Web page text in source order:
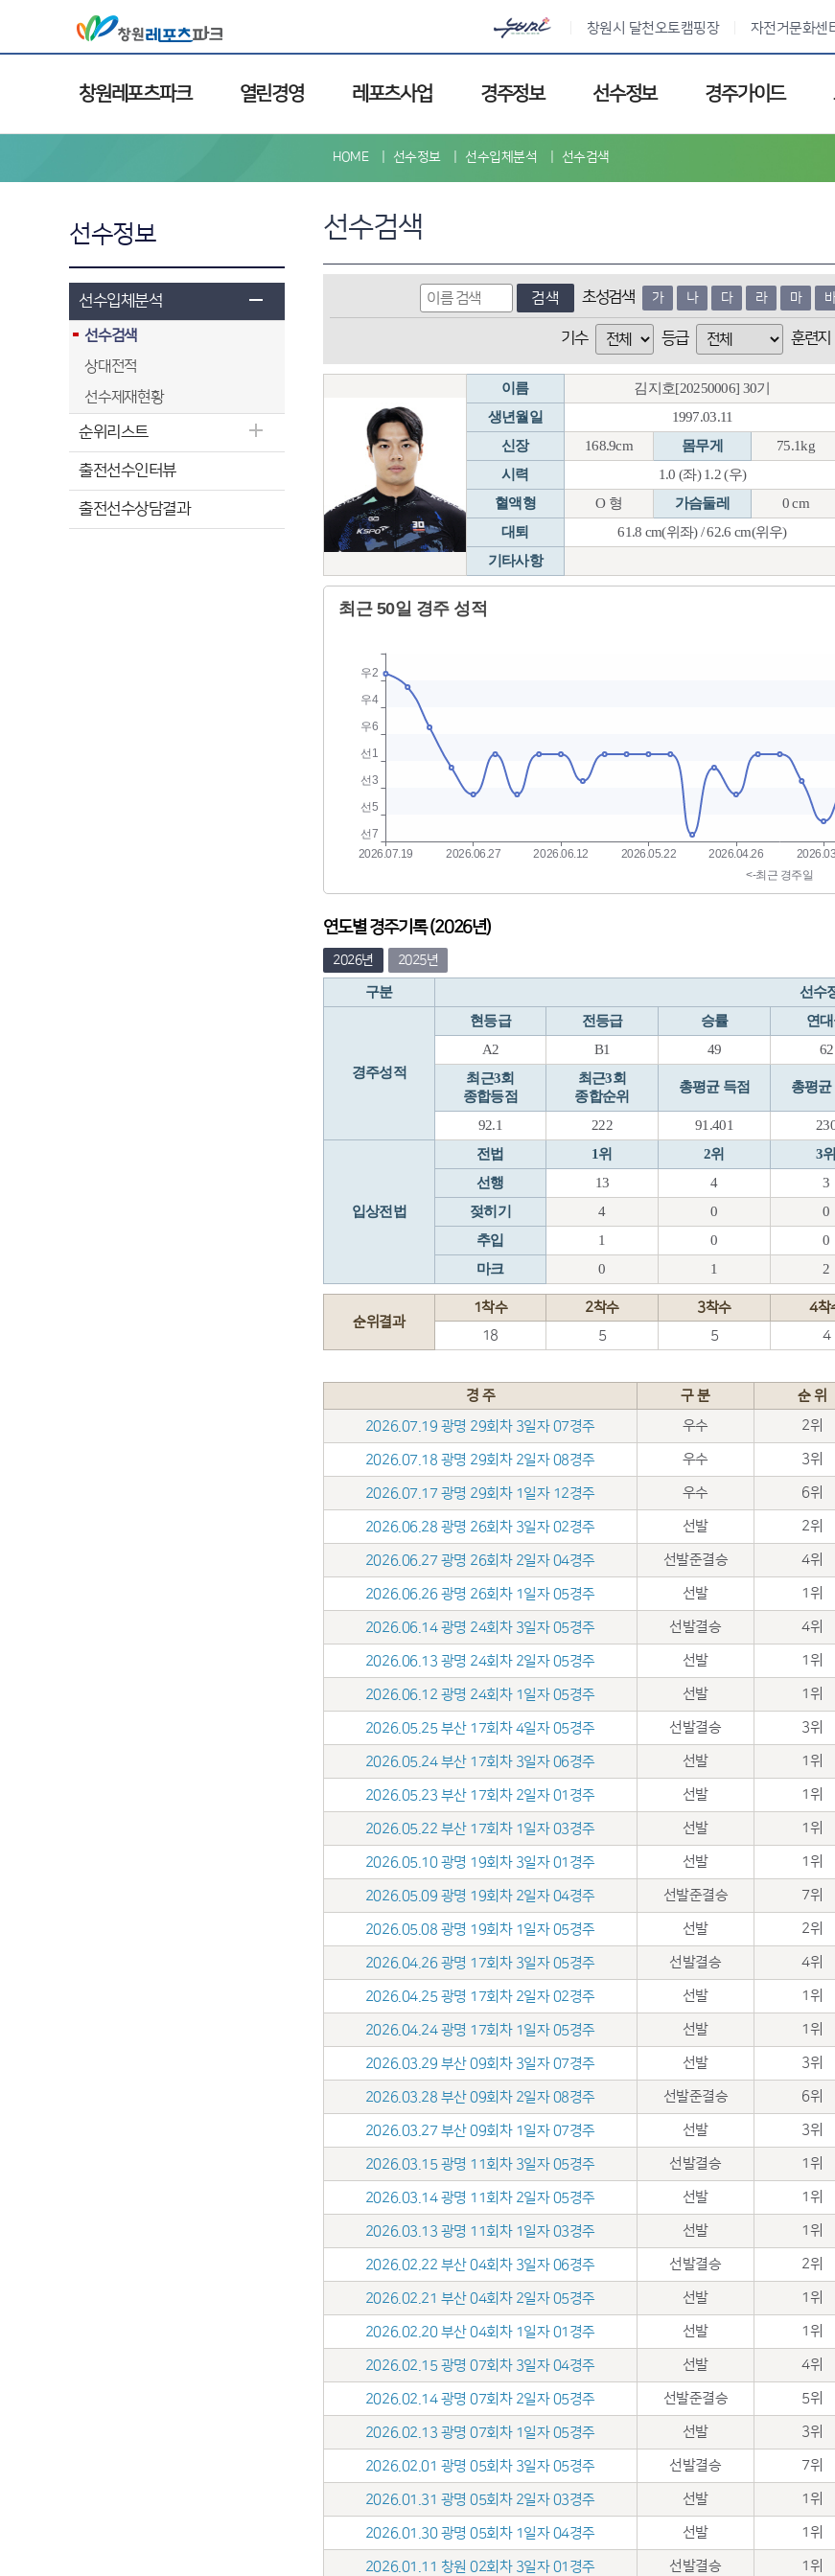
창원시 달천오토캠핑장 자전거문화센
창원레포츠파크 열린경영 레포츠사업 경주정보 선수정보 경주가이드
선수정보
선수입체분석
선수검색
상대전적
선수제재현황
순위리스트
출전선수인터뷰
출전선수상담결과
HOME 선수정보 선수입체분석 선수검색
선수검색
검색 초성검색 가 나 다 라 마
기수 등급 훈련지
이름 김지호[20250006] 30기
생년월일
1997.03.11
신장
168.9cm 몸무게 75.1kg
시력
1.0 (좌) 1.2 (우)
혈액형
O 형 가슴둘레 0 cm
대퇴
61.8 cm(위좌) / 62.6 cm(위우)
기타사항
연도별 경주기록 (2026년)
2026년 2025년
구분 선수
경주성적
현등급 전등급 승률 연
A2
B1 49 62
최근3회
종합등점
최근3회
종합순위
총평균 득점 총평균
92.1
222 91.401
입상전법
전법 1위 2위 3위
선행
13 4 3
젖히기
4 0 0
추입
1 0 0
마크
0 1 2
순위결과
1착수 2착수 3착수 4착
18
5 5 4
경 주
구 분 순 위
2026.07.19 광명 29회차 3일자 07경주
우수 2위
2026.07.18 광명 29회차 2일자 08경주 우수 3위
2026.07.17 광명 29회차 1일자 12경주 우수 6위
2026.06.28 광명 26회차 3일자 02경주 선발 2위
2026.06.27 광명 26회차 2일자 04경주 선발준결승 4위
2026.06.26 광명 26회차 1일자 05경주 선발 1위
2026.06.14 광명 24회차 3일자 05경주 선발결승 4위
2026.06.13 광명 24회차 2일자 05경주 선발 1위
2026.06.12 광명 24회차 1일자 05경주 선발 1위
2026.05.25 부산 17회차 4일자 05경주 선발결승 3위
2026.05.24 부산 17회차 3일자 06경주 선발 1위
2026.05.23 부산 17회차 2일자 01경주 선발 1위
2026.05.22 부산 17회차 1일자 03경주 선발 1위
2026.05.10 광명 19회차 3일자 01경주 선발 1위
2026.05.09 광명 19회차 2일자 04경주 선발준결승 7위
2026.05.08 광명 19회차 1일자 05경주 선발 2위
2026.04.26 광명 17회차 3일자 05경주 선발결승 4위
2026.04.25 광명 17회차 2일자 02경주 선발 1위
2026.04.24 광명 17회차 1일자 05경주 선발 1위
2026.03.29 부산 09회차 3일자 07경주 선발 3위
2026.03.28 부산 09회차 2일자 08경주 선발준결승 6위
2026.03.27 부산 09회차 1일자 07경주 선발 3위
2026.03.15 광명 11회차 3일자 05경주 선발결승 1위
2026.03.14 광명 11회차 2일자 05경주 선발 1위
2026.03.13 광명 11회차 1일자 03경주 선발 1위
2026.02.22 부산 04회차 3일자 06경주 선발결승 2위
2026.02.21 부산 04회차 2일자 05경주 선발 1위
2026.02.20 부산 04회차 1일자 01경주 선발 1위
2026.02.15 광명 07회차 3일자 04경주 선발 4위
2026.02.14 광명 07회차 2일자 05경주 선발준결승 5위
2026.02.13 광명 07회차 1일자 05경주 선발 3위
2026.02.01 광명 05회차 3일자 05경주 선발결승 7위
2026.01.31 광명 05회차 2일자 03경주 선발 1위
2026.01.30 광명 05회차 1일자 04경주 선발 1위
2026.01.11 창원 02회차 3일자 01경주 선발결승 1위